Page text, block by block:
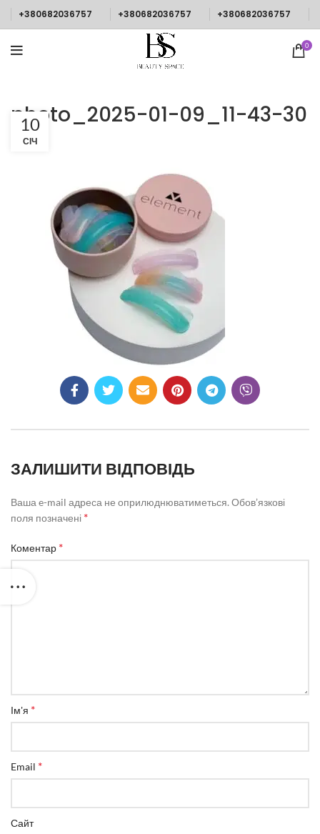
+380682036757 +380682036757 +380682036757
0
photo_2025-01-09_11-43-30
10
СІЧ
ЗАЛИШИТИ ВІДПОВІДЬ
Ваша e-mail адреса не оприлюднюватиметься. Обов’язкові
поля позначені *
Коментар *
Ім'я *
Email *
Сайт